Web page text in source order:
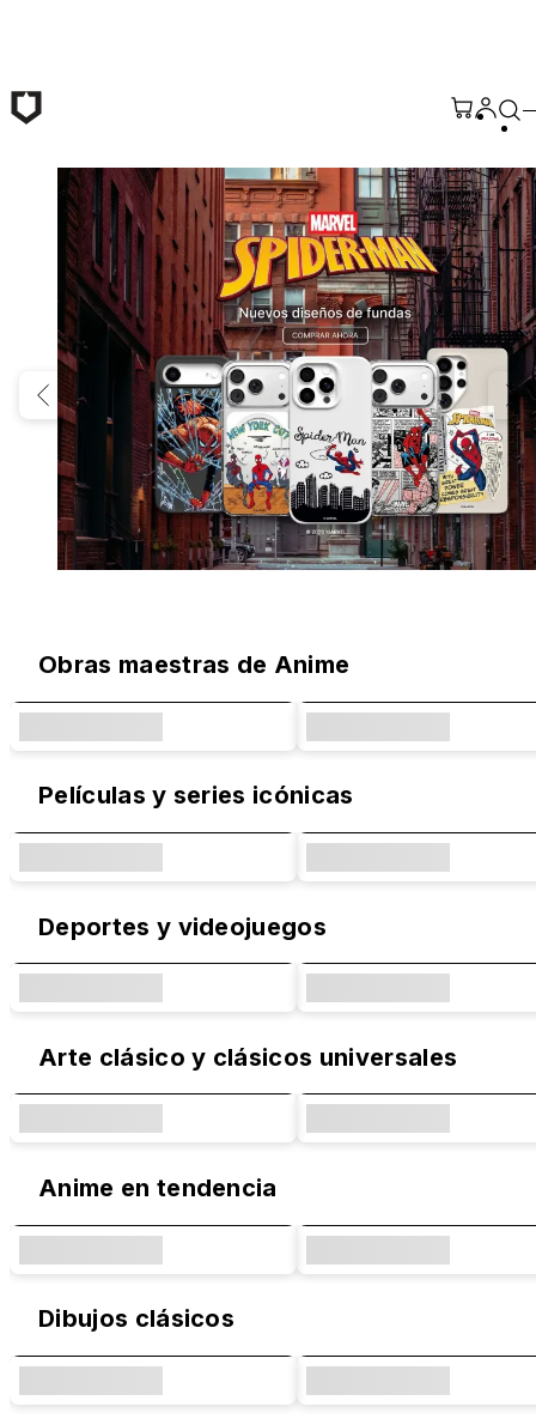
Obras maestras de Anime
Películas y series icónicas
Deportes y videojuegos
Arte clásico y clásicos universales
Anime en tendencia
Dibujos clásicos